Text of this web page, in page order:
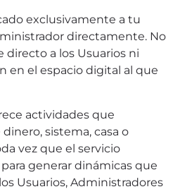
exclusivamente a tu
directamente. No
a los Usuarios ni
en el espacio digital al que
actividades que
sistema, casa o
vez que el servicio
generar dinámicas que
Usuarios, Administradores